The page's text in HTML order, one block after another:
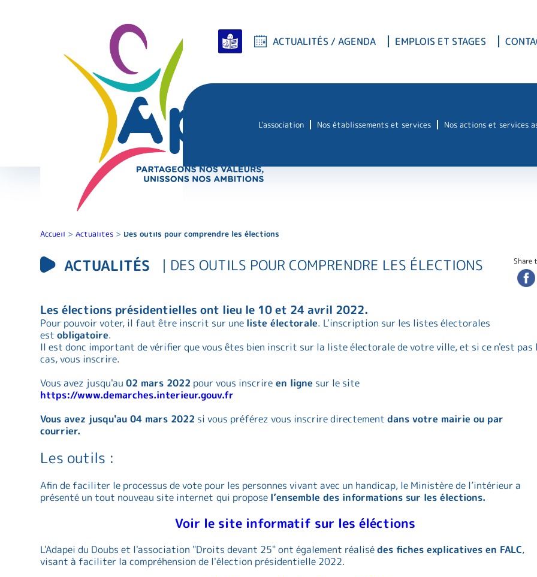
ACTUALITÉS / AGENDA EMPLOIS ET STAGES
L'association Nos établissements et services Nos actions et services
Accueil >Actualités > Des outils pour comprendre les élections
ACTUALITÉS | DES OUTILS POUR COMPRENDRE LES ÉLECTIONS Share
Les élections présidentielles ont lieu le 10 et 24 avril 2022.
Pour pouvoir voter, il faut être inscrit sur une liste électorale. L'inscription sur les listes électorales
estobligatoire.
Il est donc important de vérifier que vous êtes bien inscrit sur la liste électorale de votre ville, et si ce n'est pas
cas, vous inscrire.
Vous avez jusqu'au02 mars 2022 pour vous inscrire en ligne sur le site
https://www.demarches.interieur.gouv.fr
Vous avez jusqu'au 04 mars 2022 si vous préférez vous inscrire directementdans votre mairie ou par
courrier.
Les outils :
Afin de faciliter le processus de vote pour les personnes vivant avec un handicap, le Ministère de l’intérieur a
présenté un tout nouveau site internet qui propose l’ensemble des informations sur les élections.
Voir le site informatif sur les éléctions
L'Adapei du Doubs et l'association "Droits devant 25" ont également réalisédes fiches explicatives en FALC,
visant à faciliter la compréhension de l'élection présidentielle 2022.